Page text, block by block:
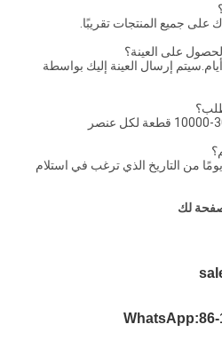
على جميع المنتجات تقريبًا.
سيكون جاهزًا للتسليم خلال 3-7 أيام.سيتم إرسال العينة إليك بواسطة
نقترح أن تبدأ الاستفسار قبل 30 يومًا من التاريخ الذي ترغب في استلام
لك
86-